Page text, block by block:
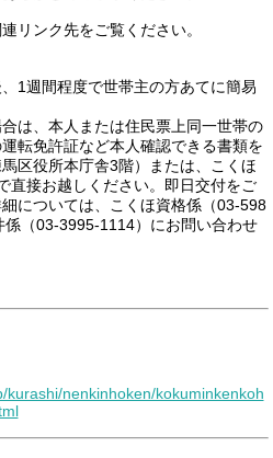
リンク先をご覧ください。
1週間程度で世帯主の方あてに簡易
は、本人または住民票上同一世帯の
転免許証など本人確認できる書類を
区役所本庁舎3階）または、こくほ
直接お越しください。即日交付をご
については、こくほ資格係（03-598
（03-3995-1114）にお問い合わせ
kurashi/nenkinhoken/kokuminkenkoh